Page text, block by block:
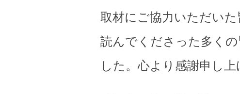
取材にご協力いただい
読んでくださった多く
した。心より感謝申し上